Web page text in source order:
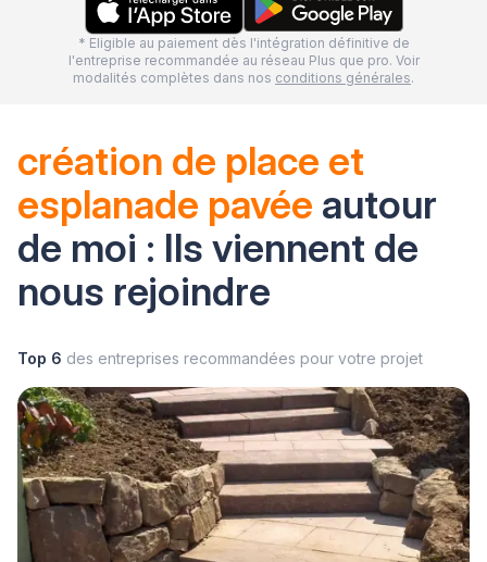
* Eligible au paiement dès l'intégration définitive de
l'entreprise recommandée au réseau Plus que pro. Voir
modalités complètes dans nos conditions générales.
création de place et
esplanade pavée autour
de moi : Ils viennent de
nous rejoindre
Top 6 des entreprises recommandées pour votre projet